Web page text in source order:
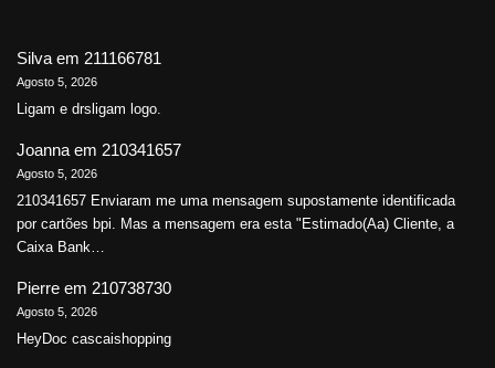
Silvaem 211166781
Agosto 5, 2026
Ligam e drsligam logo.
Joanna em 210341657
Agosto 5, 2026
210341657 Enviaram me uma mensagem supostamente identificada
por cartões bpi. Mas a mensagem era esta "Estimado(Aa) Cliente, a
Caixa Bank…
Pierre em 210738730
Agosto 5, 2026
HeyDoc cascaishopping